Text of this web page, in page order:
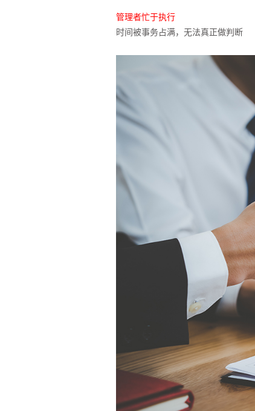
管理者忙于执行
时间被事务占满，无法真正做判断